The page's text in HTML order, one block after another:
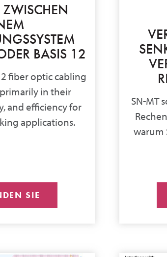
BASIS 12
fiber optic cabling
in their
and efficiency for
applications.
SIE
SN-MT
warum